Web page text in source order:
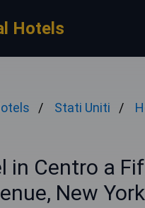
Hotels
Stati Uniti
in Centro a
New York